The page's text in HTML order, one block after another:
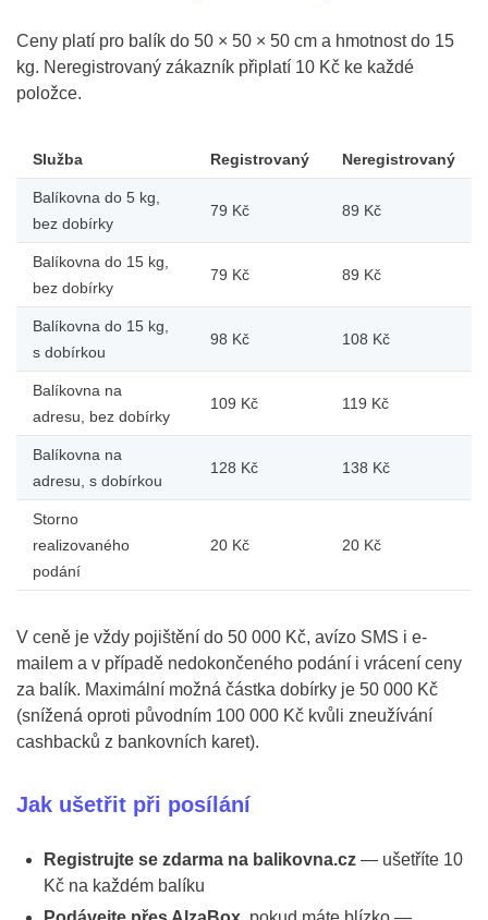
Ceny platí pro balík do 50 × 50 × 50 cm a hmotnost do 15
kg. Neregistrovaný zákazník připlatí 10 Kč ke každé
položce.
Služba Registrovaný Neregistrovaný
Balíkovna do 5 kg,
bez dobírky
79 Kč 89 Kč
Balíkovna do 15 kg,
bez dobírky
79 Kč 89 Kč
Balíkovna do 15 kg,
s dobírkou
98 Kč 108 Kč
Balíkovna na
adresu, bez dobírky
109 Kč 119 Kč
Balíkovna na
adresu, s dobírkou
128 Kč 138 Kč
Storno
realizovaného
podání
20 Kč 20 Kč
V ceně je vždy pojištění do 50 000 Kč, avízo SMS i e-
mailem a v případě nedokončeného podání i vrácení ceny
za balík. Maximální možná částka dobírky je 50 000 Kč
(snížená oproti původním 100 000 Kč kvůli zneužívání
cashbacků z bankovních karet).
Jak ušetřit při posílání
Registrujte se zdarma na balikovna.cz — ušetříte 10
Kč na každém balíku